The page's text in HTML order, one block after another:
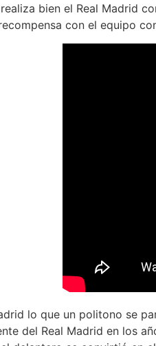
bien el Real Madrid
con el equipo
lo que un politono se
del Real Madrid en los